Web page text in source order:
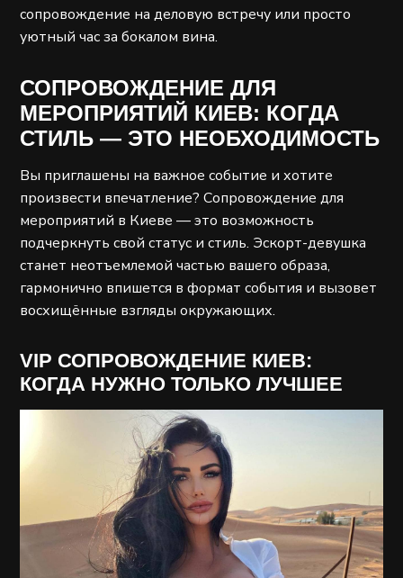
сопровождение на деловую встречу или просто
уютный час за бокалом вина.
СОПРОВОЖДЕНИЕ ДЛЯ
МЕРОПРИЯТИЙ КИЕВ: КОГДА
СТИЛЬ — ЭТО НЕОБХОДИМОСТЬ
Вы приглашены на важное событие и хотите
произвести впечатление? Сопровождение для
мероприятий в Киеве — это возможность
подчеркнуть свой статус и стиль. Эскорт-девушка
станет неотъемлемой частью вашего образа,
гармонично впишется в формат события и вызовет
восхищённые взгляды окружающих.
VIP СОПРОВОЖДЕНИЕ КИЕВ:
КОГДА НУЖНО ТОЛЬКО ЛУЧШЕЕ